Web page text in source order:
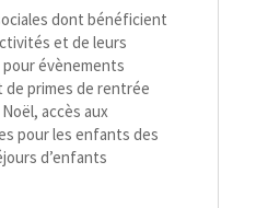
dont bénéficient
et de leurs
évènements
de primes de rentrée
accès aux
pour les enfants des
d’enfants